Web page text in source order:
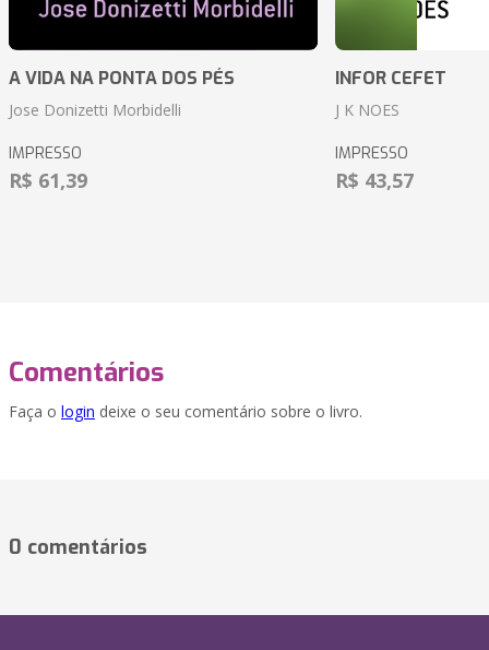
A VIDA NA PONTA DOS PÉS
Jose Donizetti Morbidelli
IMPRESSO
R$ 61,39
INFOR CEFET
J K NOES
IMPRESSO
R$ 43,57
Comentários
Faça o login deixe o seu comentário sobre o livro.
0 comentários